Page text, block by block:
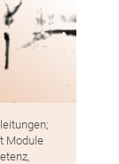
Module